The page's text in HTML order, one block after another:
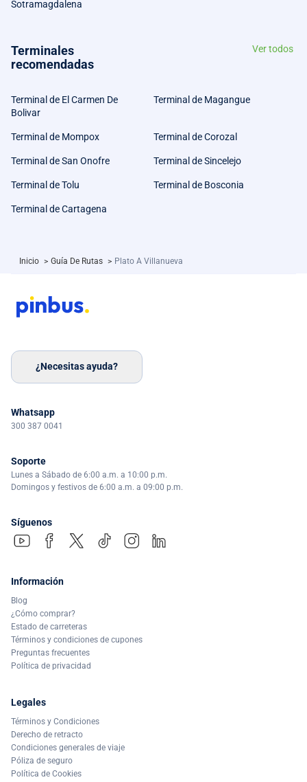
Sotramagdalena
Terminales
recomendadas
Ver todos
Terminal de El Carmen De
Bolivar
Terminal de Magangue
Terminal de Mompox Terminal de Corozal
Terminal de San Onofre Terminal de Sincelejo
Terminal de Tolu Terminal de Bosconia
Terminal de Cartagena
Inicio > Guía De Rutas > Plato A Villanueva
¿Necesitas ayuda?
Whatsapp
300 387 0041
Soporte
Lunes a Sábado de 6:00 a.m. a 10:00 p.m.
Domingos y festivos de 6:00 a.m. a 09:00 p.m.
Síguenos
Información
Blog
¿Cómo comprar?
Estado de carreteras
Términos y condiciones de cupones
Preguntas frecuentes
Política de privacidad
Legales
Términos y Condiciones
Derecho de retracto
Condiciones generales de viaje
Póliza de seguro
Política de Cookies